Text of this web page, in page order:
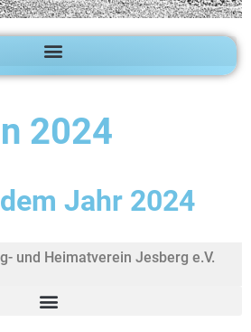
2024
Jahr 2024
und Heimatverein Jesberg e.V.